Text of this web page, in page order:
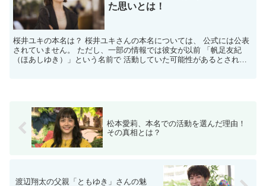
た思いとは！
桜井ユキの本名は？ 桜井ユキさんの本名については、 公式には公表
されていません。 ただし、一部の情報では彼女が以前 「帆足友紀
（ほあしゆき）」という名前で 活動していた可能性があるとされて
松本愛莉、本名での活動を選んだ理由！
その真相とは？
渡辺翔太の父親「ともゆき」さんの魅